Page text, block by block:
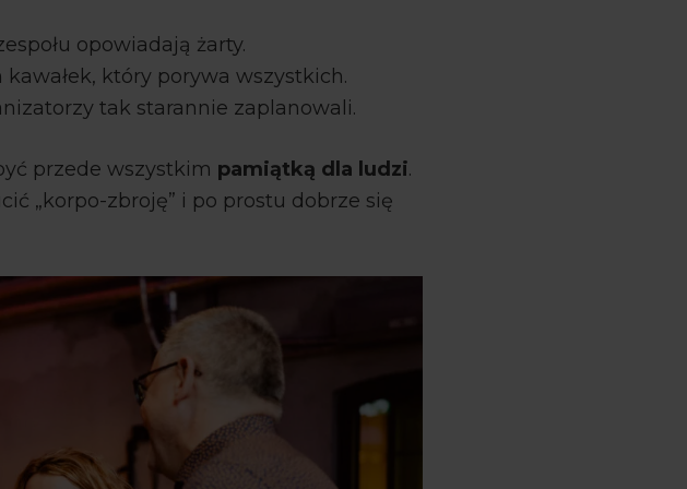
opowiadają żarty.
który porywa wszystkich.
tak starannie zaplanowali.
przede wszystkim pamiątką dla ludzi.
„korpo-zbroję” i po prostu dobrze się